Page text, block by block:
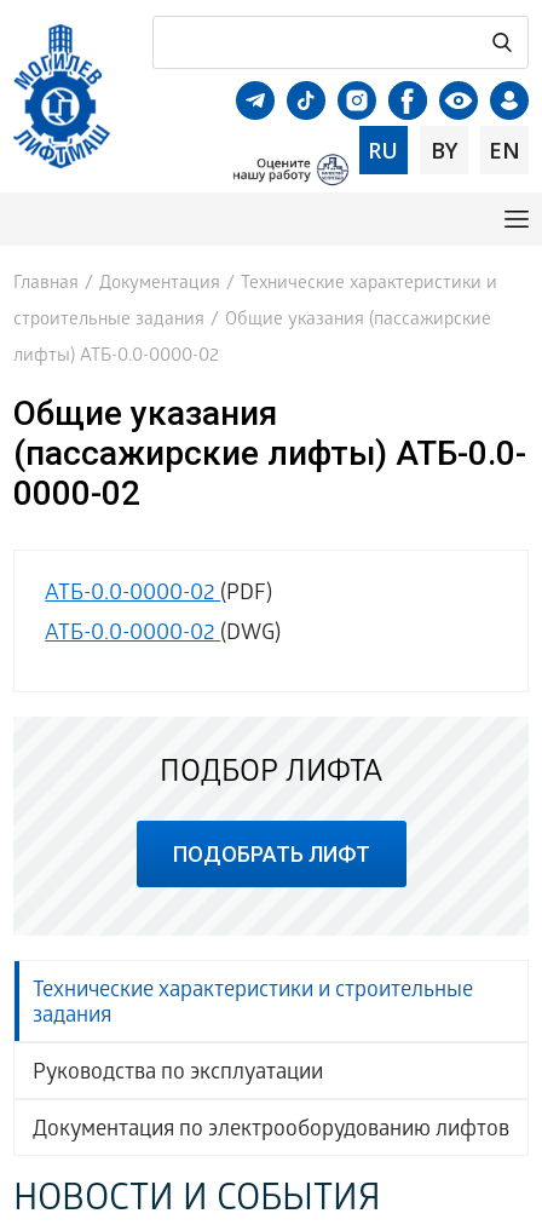
RU BY EN
Главная / Документация / Технические характеристики и
строительные задания / Общие указания (пассажирские
лифты) АТБ-0.0-0000-02
Общие указания
(пассажирские лифты) АТБ-0.0-
0000-02
ПОДБОР ЛИФТА
ПОДОБРАТЬ ЛИФТ
Технические характеристики и строительные
задания
Руководства по эксплуатации
Документация по электрооборудованию лифтов
НОВОСТИ И СОБЫТИЯ
АТБ-0.0-0000-02(PDF)
АТБ-0.0-0000-02(DWG)